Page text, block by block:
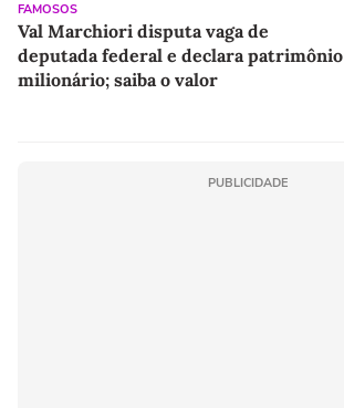
FAMOSOS
Val Marchiori disputa vaga de
deputada federal e declara patrimônio
milionário; saiba o valor
PUBLICIDADE